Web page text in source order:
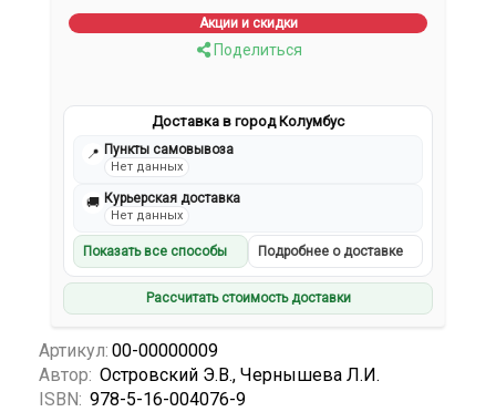
Акции и скидки
Поделиться
Доставка в город Колумбус
📍 Пункты самовывоза
Нет данных
🚚 Курьерская доставка
Нет данных
Показать все способы Подробнее о доставке
Рассчитать стоимость доставки
Артикул: 00-00000009
Автор: Островский Э.В., Чернышева Л.И.
ISBN: 978-5-16-004076-9